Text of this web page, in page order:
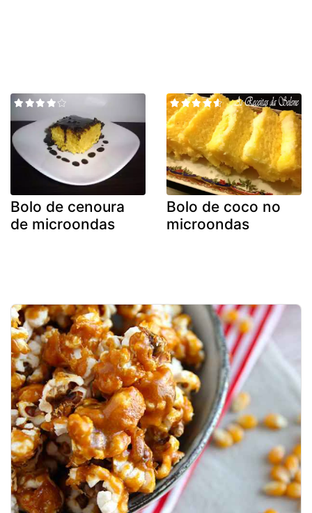
Bolo de cenoura
de microondas
Bolo de coco no
microondas